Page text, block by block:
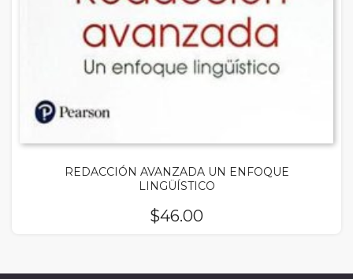
REDACCIÓN AVANZADA UN ENFOQUE
LINGÜÍSTICO
$46.00